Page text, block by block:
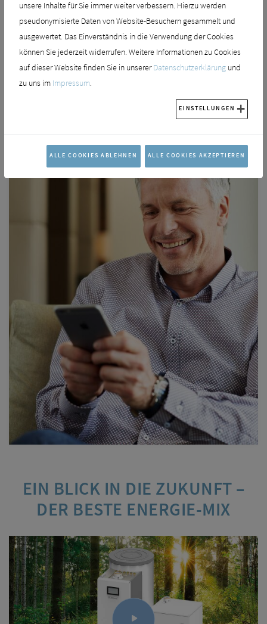
Lieferung und Anschluss werden selbstverständlich erst einmal von
zertifizierten Systempartner vorgenommen. Mit der Touchscreen-
Bedieneinheit hat der Hausbesitzer dann aber natürlich alles im Griff und
alles im Blick. Ein eigener Energierechner sorgt dafür, dass auch bei
mehreren Heizkreisen immer die optimale Kombination im System
EIN BLICK IN DIE ZUKUNFT –
DER BESTE ENERGIE-MIX
unsere Inhalte für Sie immer weiter verbessern. Hierzu werden
pseudonymisierte Daten von Website-Besuchern gesammelt und
ausgewertet. Das Einverständnis in die Verwendung der Cookies
können Sie jederzeit widerrufen. Weitere Informationen zu Cookies
auf dieser Website finden Sie in unsererDatenschutzerklärungund
zu uns im Impressum.
EINSTELLUNGEN
ALLE COOKIES ABLEHNEN ALLE COOKIES AKZEPTIEREN